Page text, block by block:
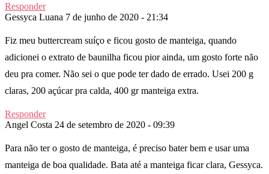
Responder
Gessyca Luana 7 de junho de 2020 - 21:34
Fiz meu buttercream suíço e ficou gosto de manteiga, quando
adicionei o extrato de baunilha ficou pior ainda, um gosto forte não
deu pra comer. Não sei o que pode ter dado de errado. Usei 200 g
claras, 200 açúcar pra calda, 400 gr manteiga extra.
Responder
Angel Costa 24 de setembro de 2020 - 09:39
Para não ter o gosto de manteiga, é preciso bater bem e usar uma
manteiga de boa qualidade. Bata até a manteiga ficar clara, Gessyca.